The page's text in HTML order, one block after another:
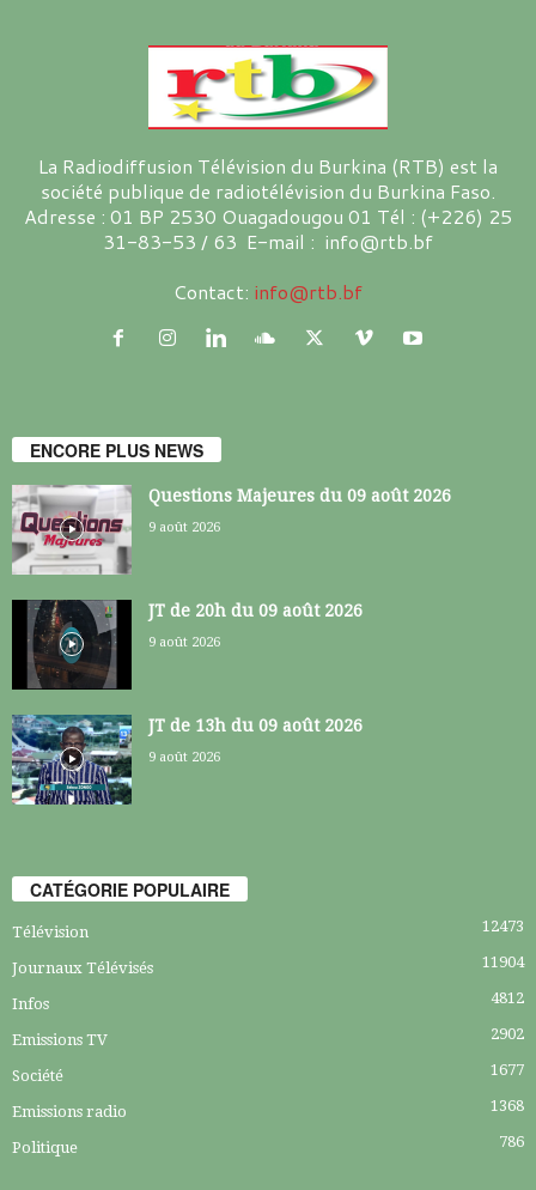
La Radiodiffusion Télévision du Burkina (RTB) est la
société publique de radiotélévision du Burkina Faso.
Adresse : 01 BP 2530 Ouagadougou 01 Tél : (+226) 25
31-83-53 / 63 E-mail : info@rtb.bf
Contact: info@rtb.bf
ENCORE PLUS NEWS
Questions Majeures du 09 août 2026
9 août 2026
JT de 20h du 09 août 2026
9 août 2026
JT de 13h du 09 août 2026
9 août 2026
CATÉGORIE POPULAIRE
Télévision 12473
Journaux Télévisés 11904
Infos 4812
Emissions TV 2902
Société 1677
Emissions radio 1368
Politique 786